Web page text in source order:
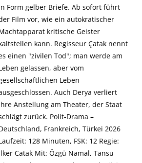
Form gelber Briefe. Ab sofort führt
Film vor, wie ein autokratischer
kritische Geister
kann. Regisseur Çatak nennt
einen "zivilen Tod"; man werde am
gelassen, aber vom
Leben
Auch Derya verliert
Anstellung am Theater, der Staat
zurück. Polit-Drama –
Frankreich, Türkei 2026
128 Minuten, FSK: 12 Regie:
Catak Mit: Özgü Namal, Tansu